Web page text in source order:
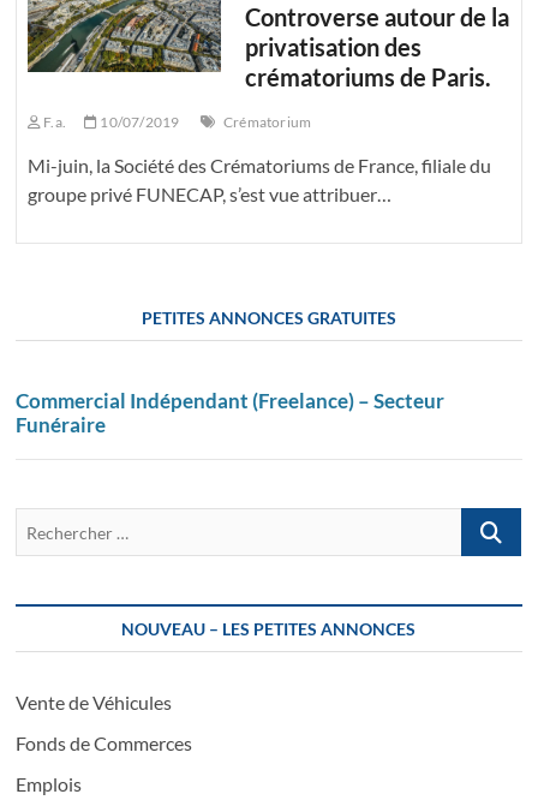
Controverse autour de la
privatisation des
crématoriums de Paris.
F.a. 10/07/2019 Crématorium
Mi-juin, la Société des Crématoriums de France, filiale du
groupe privé FUNECAP, s’est vue attribuer…
PETITES ANNONCES GRATUITES
Commercial Indépendant (Freelance) – Secteur
Funéraire
…
NOUVEAU – LES PETITES ANNONCES
Vente de Véhicules
Fonds de Commerces
Emplois